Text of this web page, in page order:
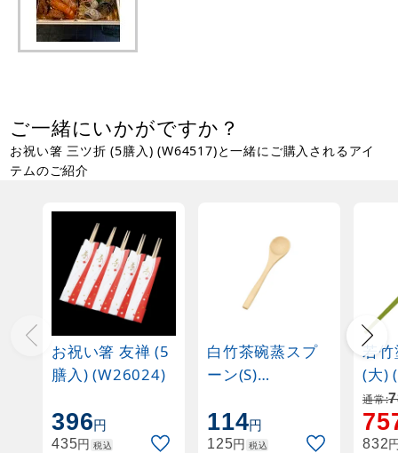
ご一緒にいかがですか？
お祝い箸 三ツ折 (5膳入) (W64517)と一緒にご購入されるアイ
テムのご紹介
お祝い箸 友禅 (5
膳入) (W26024)
396円
435円 税込
白竹茶碗蒸スプ
ーン(S)
114円
125円 税込
若
通常:
832